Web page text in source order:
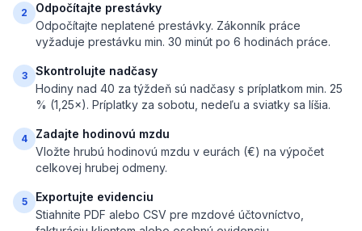
2
Odpočítajte prestávky
Odpočítajte neplatené prestávky. Zákonník práce
vyžaduje prestávku min. 30 minút po 6 hodinách práce.
3
Skontrolujte nadčasy
Hodiny nad 40 za týždeň sú nadčasy s príplatkom min. 25
% (1,25×). Príplatky za sobotu, nedeľu a sviatky sa líšia.
4
Zadajte hodinovú mzdu
Vložte hrubú hodinovú mzdu v eurách (€) na výpočet
celkovej hrubej odmeny.
5
Exportujte evidenciu
Stiahnite PDF alebo CSV pre mzdové účtovníctvo,